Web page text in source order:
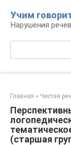
контенту
Учим
Нарушения
Главная » Чистая
(старшая